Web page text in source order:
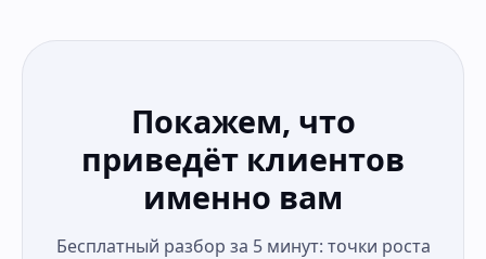
Покажем, что
приведёт клиентов
именно вам
Бесплатный разбор за 5 минут: точки роста